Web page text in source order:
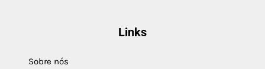
Links
Sobre nós